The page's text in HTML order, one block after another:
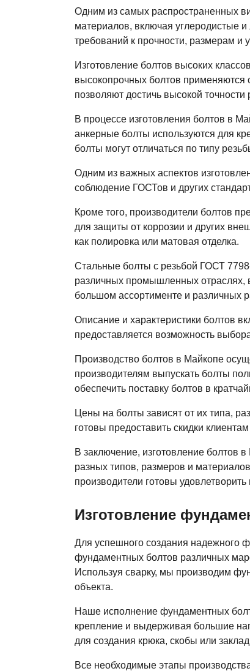
Одним из самых распространенных
материалов, включая углеродистые
требований к прочности, размерам и
Изготовление болтов высоких
высокопрочных болтов применяются
позволяют достичь высокой точности
В процессе изготовления болтов в
анкерные болты используются для
болты могут отличаться по типу
Одним из важных аспектов
соблюдение ГОСТов и других
Кроме того, производители болтов
для защиты от коррозии и других
как полировка или матовая отделка.
Стальные болты с резьбой ГОСТ
различных промышленных отраслях,
большом ассортименте и различных
Описание и характеристики болтов
предоставляется возможность
Производство болтов в Майкопе
производителям выпускать болты
обеспечить поставку болтов в
Цены на болты зависят от их типа,
готовы предоставить скидки
В заключение, изготовление болтов
разных типов, размеров и
производители готовы
Изготовление
Для успешного создания надежного
фундаментных болтов различных
Используя сварку, мы производим
объекта.
Наше исполнение фундаментных
крепление и выдерживая большие
для создания крюка, скобы или
Все необходимые этапы